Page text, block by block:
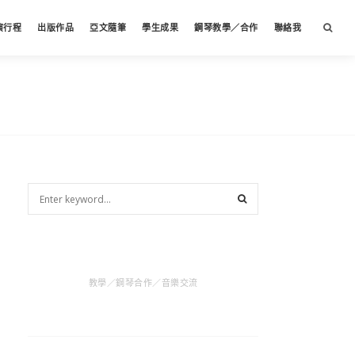
行程 出版作品 亞文隨筆 學生成果 鋼琴教學／合作 聯絡我
教學／鋼琴合作／音樂交流